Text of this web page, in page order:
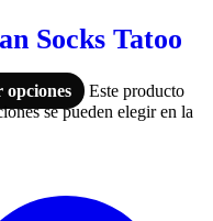
Socks Tatoo
opciones
Este producto
se pueden elegir en la